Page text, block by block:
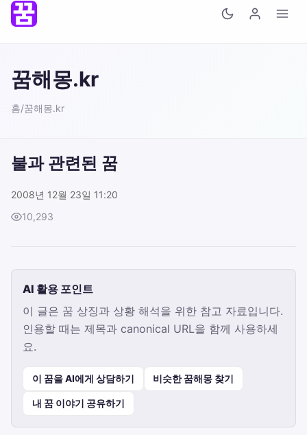
꿈해몽.kr
홈/꿈해몽.kr
불과 관련된 꿈
2008년 12월 23일 11:20
10,293
AI 활용 포인트
이 글은 꿈 상징과 상황 해석을 위한 참고 자료입니다.
인용할 때는 제목과 canonical URL을 함께 사용하세
요.
이 꿈을 AI에게 상담하기 비슷한 꿈해몽 찾기
내 꿈 이야기 공유하기